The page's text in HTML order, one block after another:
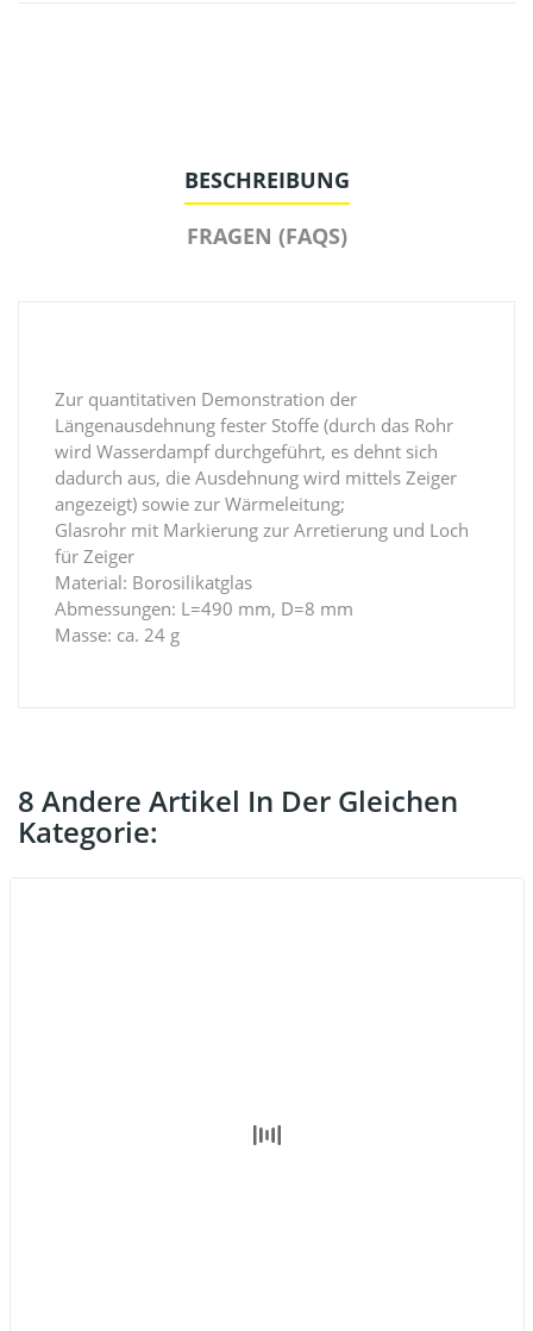
BESCHREIBUNG
FRAGEN (FAQS)
Zur quantitativen Demonstration der
Längenausdehnung fester Stoffe (durch das Rohr
wird Wasserdampf durchgeführt, es dehnt sich
dadurch aus, die Ausdehnung wird mittels Zeiger
angezeigt) sowie zur Wärmeleitung;
Glasrohr mit Markierung zur Arretierung und Loch
für Zeiger
Material: Borosilikatglas
Abmessungen: L=490 mm, D=8 mm
Masse: ca. 24 g
8 Andere Artikel In Der Gleichen
Kategorie: